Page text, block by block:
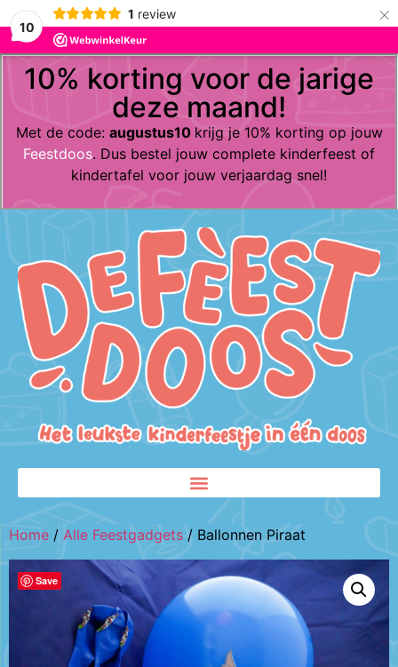
10
1 review ×
10% korting voor de jarige
deze maand!
Met de code: augustus10 krijg je 10% korting op jouw
Feestdoos. Dus bestel jouw complete kinderfeest of
kindertafel voor jouw verjaardag snel!
Home / Alle Feestgadgets / Ballonnen Piraat
Save